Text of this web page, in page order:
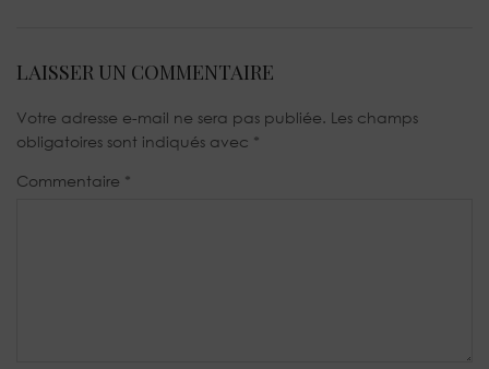
LAISSER UN COMMENTAIRE
Votre adresse e-mail ne sera pas publiée. Les champs
obligatoires sont indiqués avec *
Commentaire *